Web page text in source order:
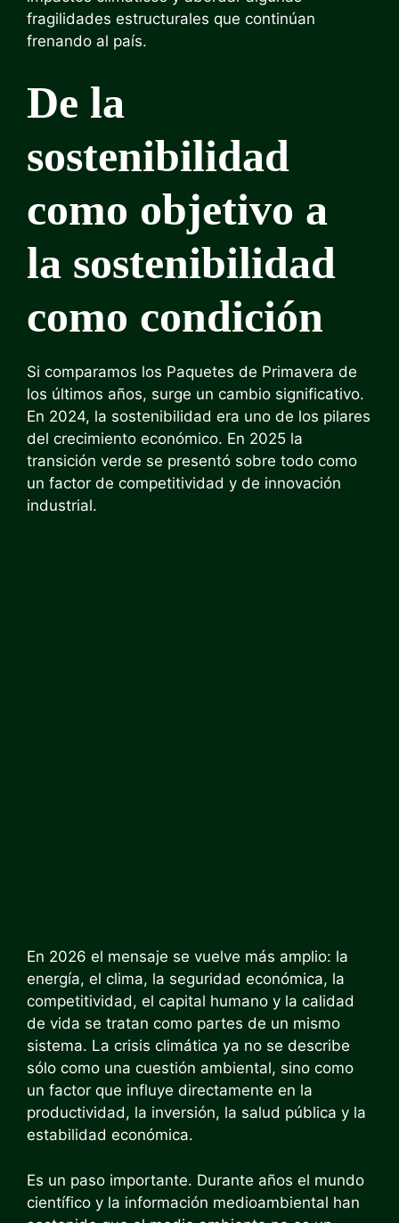
fragilidades estructurales que continúan
frenando al país.
De la
sostenibilidad
como objetivo a
la sostenibilidad
como condición
Si comparamos los Paquetes de Primavera de
los últimos años, surge un cambio significativo.
En 2024, la sostenibilidad era uno de los pilares
del crecimiento económico. En 2025 la
transición verde se presentó sobre todo como
un factor de competitividad y de innovación
industrial.
En 2026 el mensaje se vuelve más amplio: la
energía, el clima, la seguridad económica, la
competitividad, el capital humano y la calidad
de vida se tratan como partes de un mismo
sistema. La crisis climática ya no se describe
sólo como una cuestión ambiental, sino como
un factor que influye directamente en la
productividad, la inversión, la salud pública y la
estabilidad económica.
Es un paso importante. Durante años el mundo
científico y la información medioambiental han